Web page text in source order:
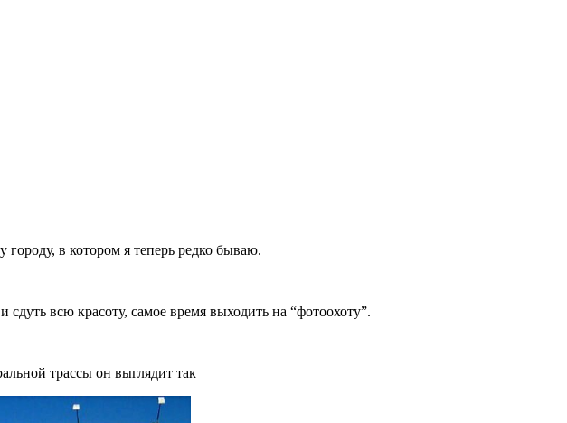
в котором я теперь редко бываю.
всю красоту, самое время выходить на “фотоохоту”.
трассы он выглядит так